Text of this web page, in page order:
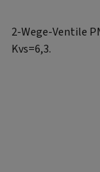
2-Wege-Ventile
Kvs=6,3.